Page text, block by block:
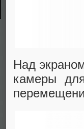
Над
камеры